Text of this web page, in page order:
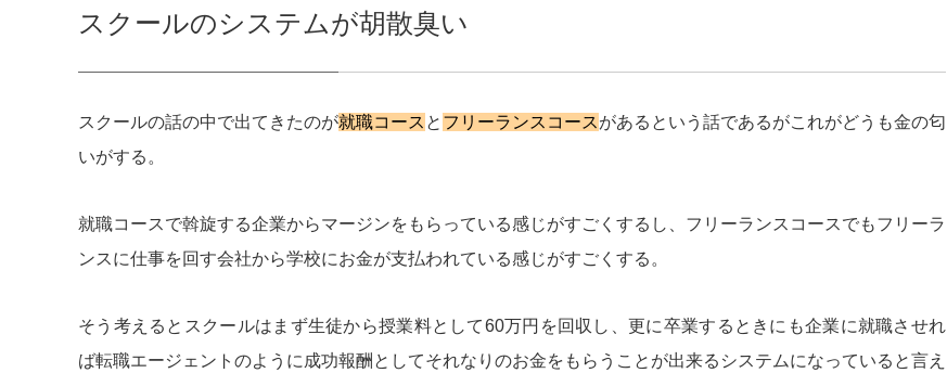
スクールのシステムが胡散臭い
スクールの話の中で出てきたのが就職コース と フリーランスコースがあるという話であるがこれがどうも金の匂
いがする。
就職コースで斡旋する企業からマージンをもらっている感じがすごくするし、フリーランスコースでもフリーラ
ンスに仕事を回す会社から学校にお金が支払われている感じがすごくする。
そう考えるとスクールはまず生徒から授業料として60万円を回収し、更に卒業するときにも企業に就職させれ
ば転職エージェントのように成功報酬としてそれなりのお金をもらうことが出来るシステムになっていると言え